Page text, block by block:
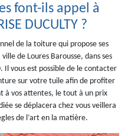
font-ils appel à
DUCULTY ?
de la toiture qui propose ses
de Loures Barousse, dans ses
Il vous est possible de le contacter
sur votre tuile afin de profiter
à vos attentes, le tout à un prix
se déplacera chez vous veillera
de l’art en la matière.